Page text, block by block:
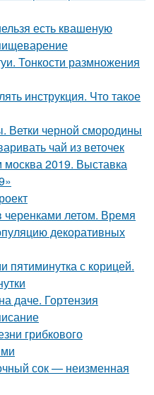
есть квашеную
Тонкости размножения
инструкция. Что такое
Ветки черной смородины
чай из веточек
2019. Выставка
черенками летом. Время
декоративных
пятиминутка с корицей.
даче. Гортензия
грибкового
сок — неизменная